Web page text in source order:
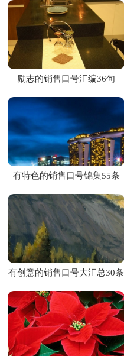
励志的销售口号汇编36句
有特色的销售口号锦集55条
有创意的销售口号大汇总30条